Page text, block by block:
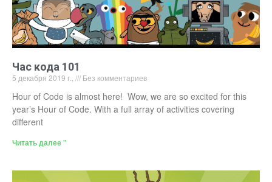
Час кода 101
5 декабря 2019 г., Без комментариев
Hour of Code is almost here! Wow, we are so excited for this
year’s Hour of Code. With a full array of activities covering
different
Читать далее "